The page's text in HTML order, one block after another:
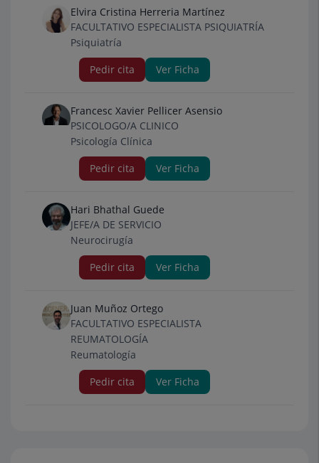
Elvira Cristina Herreria Martínez
FACULTATIVO ESPECIALISTA PSIQUIATRÍA
Psiquiatría
Pedir cita
Ver Ficha
Francesc Xavier Pellicer Asensio
PSICOLOGO/A CLINICO
Psicología Clínica
Pedir cita
Ver Ficha
Hari Bhathal Guede
JEFE/A DE SERVICIO
Neurocirugía
Pedir cita
Ver Ficha
Juan Muñoz Ortego
FACULTATIVO ESPECIALISTA
REUMATOLOGÍA
Reumatología
Pedir cita
Ver Ficha